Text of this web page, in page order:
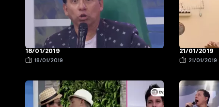
18/01/2019
18/01/2019
21/01/2019
21/01/2019